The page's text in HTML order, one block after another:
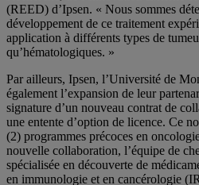
(REED) d’Ipsen. « Nous sommes
développement de ce traitement
application à différents types de
qu’hématologiques. »
Par ailleurs, Ipsen, l’Université de
également l’expansion de leur
signature d’un nouveau contrat de
une entente d’option de licence. Ce
(2) programmes précoces en
nouvelle collaboration, l’équipe de
spécialisée en découverte de
en immunologie et en cancérologie